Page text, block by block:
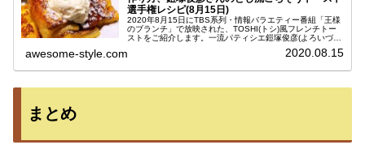
選手権レシピ(8月15日)
2020年8月15日にTBS系列・情報バラエティー番組「王様
のブランチ」で放映された、TOSHI(トシ)風フレンチトー
ストをご紹介します。一流パティシエ鎧塚俊彦(よろいづか
awesome-style.com 2020.08.15
まとめ